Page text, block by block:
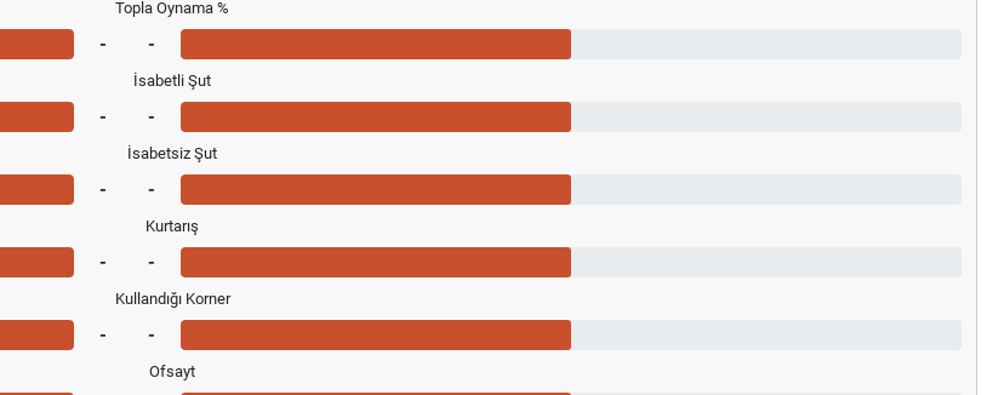
Topla Oynama %
- -
İsabetli Şut
- -
İsabetsiz Şut
- -
Kurtarış
- -
Kullandığı Korner
- -
Ofsayt